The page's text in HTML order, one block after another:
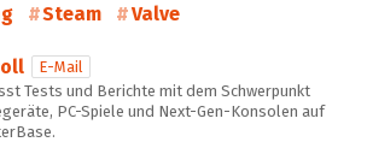
Steam Valve
E-Mail
Tests und Berichte mit dem Schwerpunkt
PC-Spiele und Next-Gen-Konsolen auf